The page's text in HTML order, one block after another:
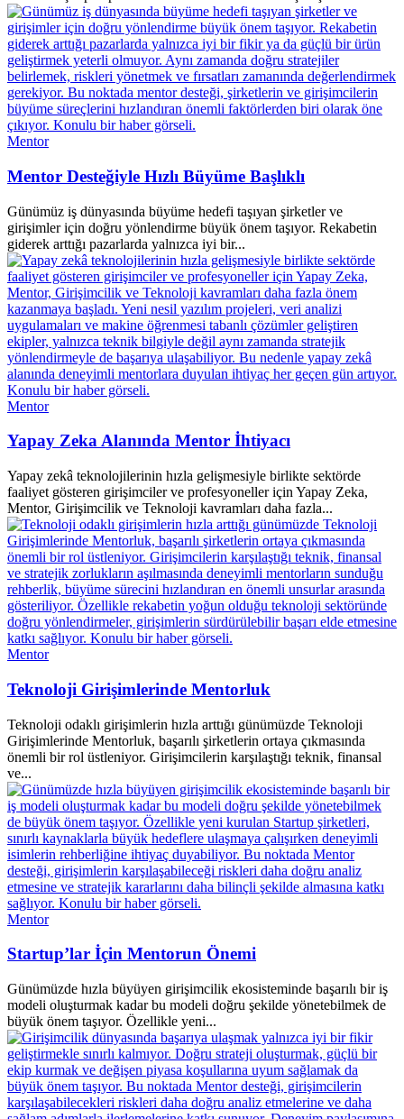
Mentor
Mentor Desteğiyle Hızlı Büyüme Başlıklı
Günümüz iş dünyasında büyüme hedefi taşıyan şirketler ve
girişimler için doğru yönlendirme büyük önem taşıyor. Rekabetin
giderek arttığı pazarlarda yalnızca iyi bir...
Mentor
Yapay Zeka Alanında Mentor İhtiyacı
Yapay zekâ teknolojilerinin hızla gelişmesiyle birlikte sektörde
faaliyet gösteren girişimciler ve profesyoneller için Yapay Zeka,
Mentor, Girişimcilik ve Teknoloji kavramları daha fazla...
Mentor
Teknoloji Girişimlerinde Mentorluk
Teknoloji odaklı girişimlerin hızla arttığı günümüzde Teknoloji
Girişimlerinde Mentorluk, başarılı şirketlerin ortaya çıkmasında
önemli bir rol üstleniyor. Girişimcilerin karşılaştığı teknik, finansal
ve...
Mentor
Startup’lar İçin Mentorun Önemi
Günümüzde hızla büyüyen girişimcilik ekosisteminde başarılı bir iş
modeli oluşturmak kadar bu modeli doğru şekilde yönetebilmek de
büyük önem taşıyor. Özellikle yeni...